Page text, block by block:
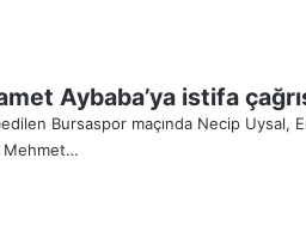
Aybaba’ya istifa
Bursaspor maçında Necip Uysal,
Mehmet…